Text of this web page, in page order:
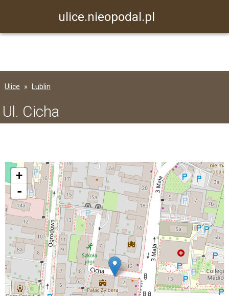
ulice.nieopodal.pl
Ulice Lublin
Ul. Cicha
+
-